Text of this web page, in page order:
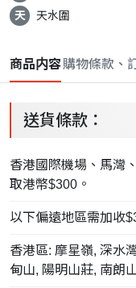
天
天水圍
商品内容購物條款、
送貨條款：
香港國際機場、馬灣
取港幣$300。
以下偏遠地區需加收
香港區: 摩星嶺, 深水
甸山, 陽明山莊, 南朗